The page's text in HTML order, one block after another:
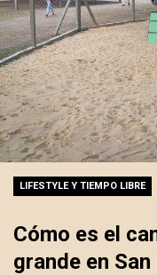
LIFESTYLE Y TIEMPO LIBRE
Cómo es el
grande en